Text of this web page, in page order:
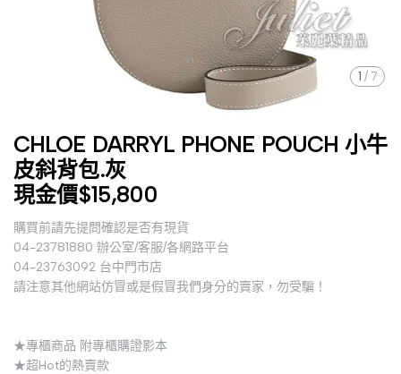
1 / 7
CHLOE DARRYL PHONE POUCH 小牛
皮斜背包.灰
現金價$15,800
購買前請先提問確認是否有現貨
04-23781880 辦公室/客服/各網路平台
04-23763092 台中門市店
請注意其他網站仿冒或是假冒我們身分的賣家，勿受騙！
★專櫃商品 附專櫃購證影本
★超Hot的熱賣款